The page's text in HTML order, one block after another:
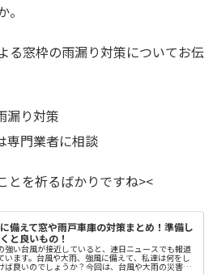
る窓枠の雨漏り対策についてお伝
漏り対策
専門業者に相談
とを祈るばかりですね><
備えて窓や雨戸車庫の対策まとめ！準備し
と良いもの！
強い台風が接近していると、連日ニュースでも報道
います。台風や大雨、強風に備えて、私達は何をし
ば良いのでしょうか？今回は、台風や大雨の災害